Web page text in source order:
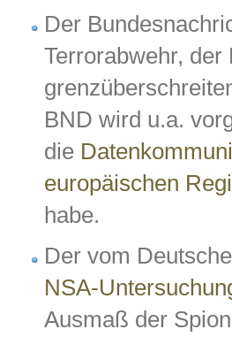
Der
Terrorabwehr,
BND wird u.a.
die
europäischen
habe.
Der vom
NSA-
Ausmaß der